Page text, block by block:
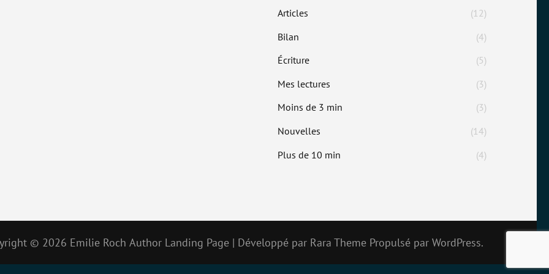
Articles
(12)
Bilan
(4)
Écriture
(5)
Mes lectures
(3)
Moins de 3 min
(3)
Nouvelles
(14)
Plus de 10 min
(4)
© 2026 Emilie Roch Author Landing Page | Développé par Rara Theme Propulsé par WordPress.